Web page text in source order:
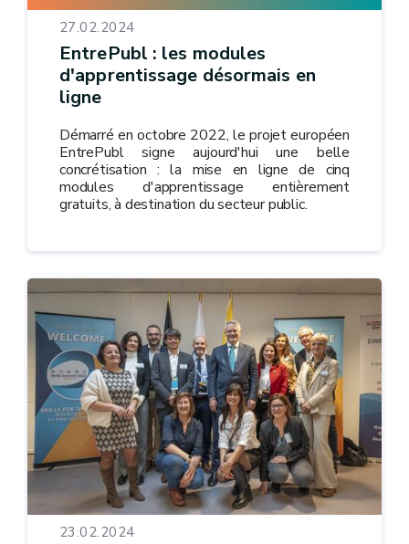
27.02.2024
EntrePubl : les modules
d'apprentissage désormais en
ligne
Démarré en octobre 2022, le projet européen
EntrePubl signe aujourd'hui une belle
concrétisation : la mise en ligne de cinq
modules d'apprentissage entièrement
gratuits, à destination du secteur public.
23.02.2024